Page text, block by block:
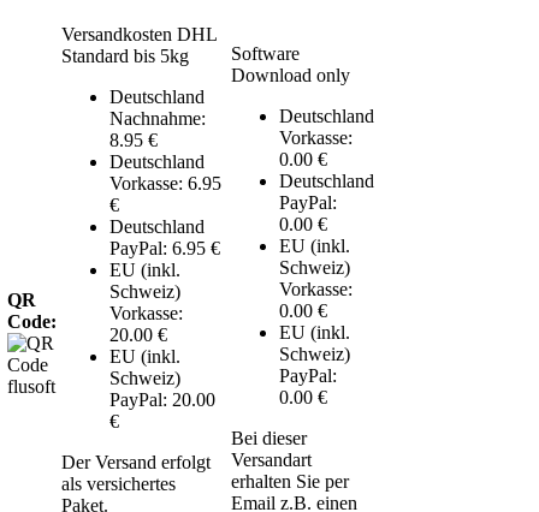
QR
Code:
Versandkosten DHL
Standard bis 5kg
Deutschland
Nachnahme:
8.95 €
Deutschland
Vorkasse: 6.95
€
Deutschland
PayPal: 6.95 €
EU (inkl.
Schweiz)
Vorkasse:
20.00 €
EU (inkl.
Schweiz)
PayPal: 20.00
€
Der Versand erfolgt
als versichertes
Paket.
Software
Download only
Deutschland
Vorkasse:
0.00 €
Deutschland
PayPal:
0.00 €
EU (inkl.
Schweiz)
Vorkasse:
0.00 €
EU (inkl.
Schweiz)
PayPal:
0.00 €
Bei dieser
Versandart
erhalten Sie per
Email z.B. einen